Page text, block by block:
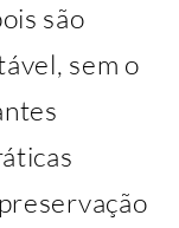
são
sem o